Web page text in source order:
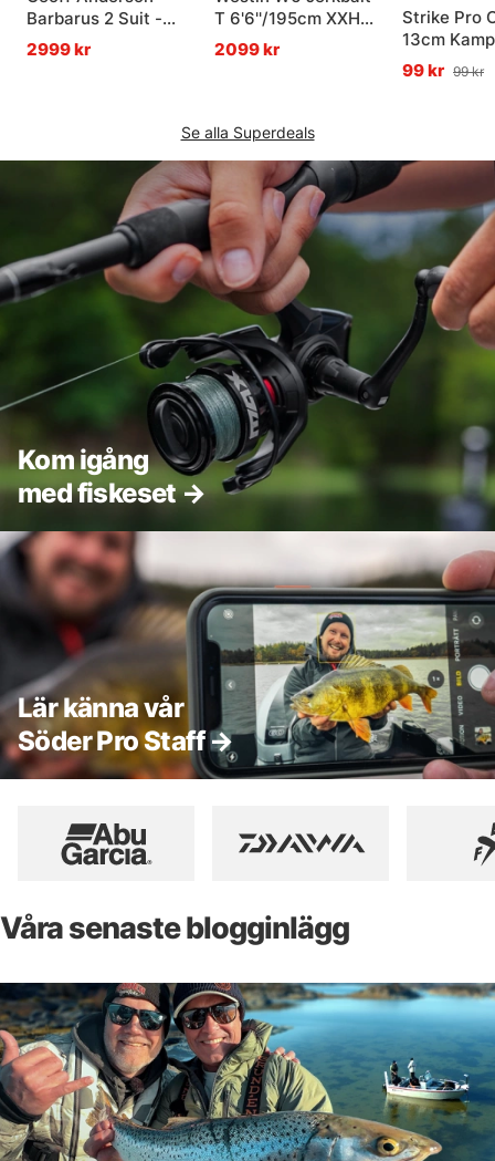
Barbarus 2 Suit -
Green
2999 kr
T 6'6''/195cm XXH
40-130g 1+1sec
Casting
2099 kr
Strike Pro
13cm
99 kr 99 kr
Se alla Superdeals
Kom igång
med fiskeset →
Lär känna vår
Söder Pro Staff →
Våra senaste blogginlägg